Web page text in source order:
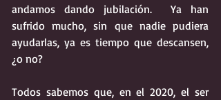
andamos dando jubilación.  Ya han
sufrido mucho, sin que nadie pudiera
ayudarlas, ya es tiempo que descansen,
¿o no?
Todos sabemos que, en el 2020, el ser